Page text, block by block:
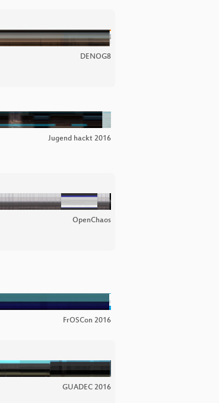
DENOG8
Jugend hackt 2016
OpenChaos
FrOSCon 2016
GUADEC 2016